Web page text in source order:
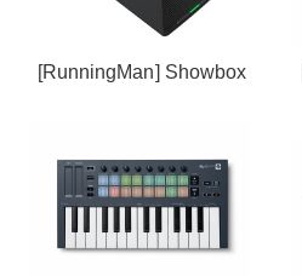
[RunningMan] Showbox